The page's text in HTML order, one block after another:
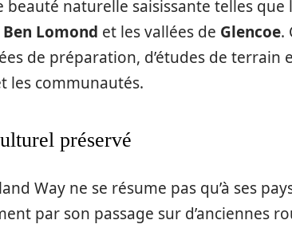
beauté naturelle saisissante telles que
Ben Lomond et les vallées de Glencoe.
de préparation, d’études de terrain
les communautés.
préservé
Way ne se résume pas qu’à ses
par son passage sur d’anciennes